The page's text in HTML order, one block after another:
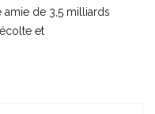
de 3,5 milliards
et